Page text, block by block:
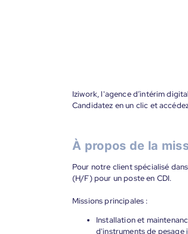
Iziwork, l'agence d’intérim
Candidatez en un clic et
À propos de la
Pour notre client spécialisé
(H/F) pour un poste en CDI.
Missions principales :
Installation et
d'instruments de pesage